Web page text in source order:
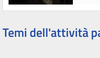
Temi dell'attività